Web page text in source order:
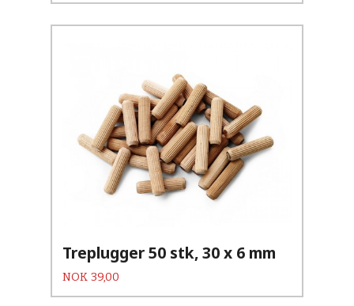
Treplugger 50 stk, 30 x 6 mm
Pris
NOK 39,00